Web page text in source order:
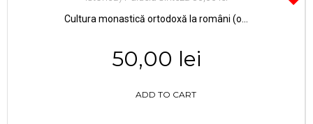
Cultura monastică ortodoxă la români (o...
50,00 lei
ADD TO CART